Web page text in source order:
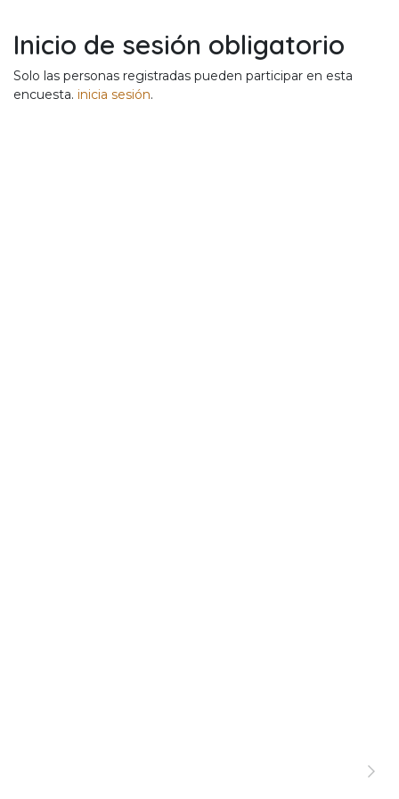
Inicio de sesión obligatorio
Solo las personas registradas pueden participar en esta
encuesta. inicia sesión.